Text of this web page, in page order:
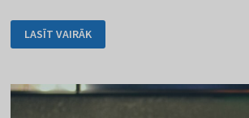
CALL
OF
DUTY
DARBĪBA
LASĪT VAIRĀK